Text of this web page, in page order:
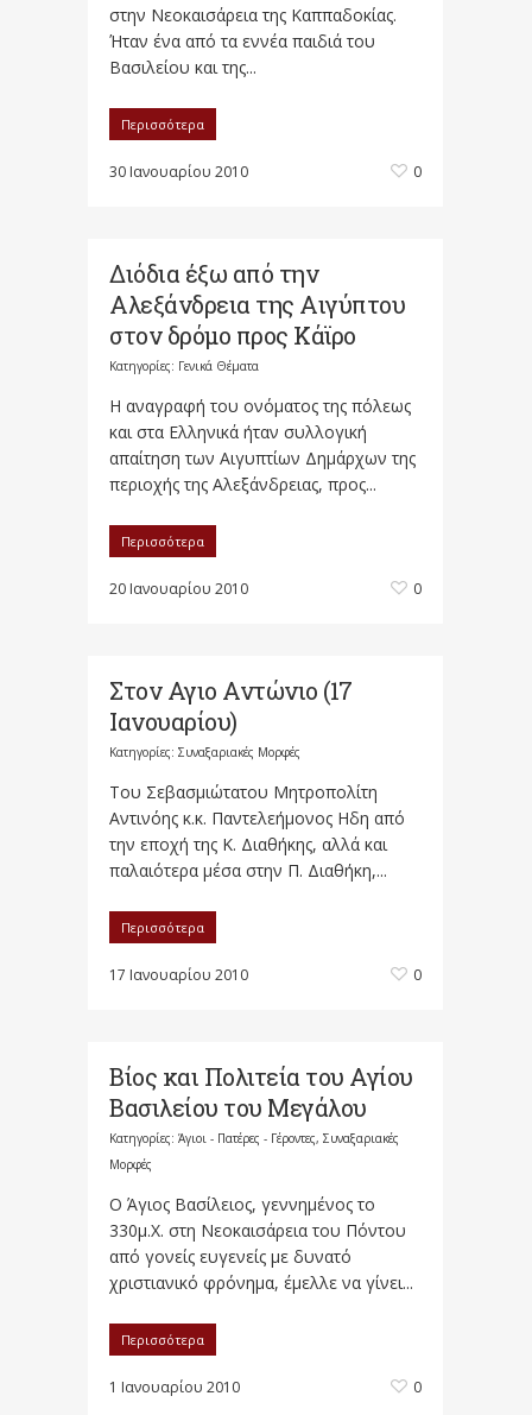
στην Νεοκαισάρεια της Καππαδοκίας.
Ήταν ένα από τα εννέα παιδιά του
Βασιλείου και της...
Περισσότερα
30 Ιανουαρίου 2010 0
Διόδια έξω από την
Αλεξάνδρεια της Αιγύπτου
στον δρόμο προς Κάϊρο
Κατηγορίες: Γενικά Θέματα
Η αναγραφή του ονόματος της πόλεως
και στα Ελληνικά ήταν συλλογική
απαίτηση των Αιγυπτίων Δημάρχων της
περιοχής της Αλεξάνδρειας, προς...
Περισσότερα
20 Ιανουαρίου 2010 0
Στον Αγιο Αντώνιο (17
Ιανουαρίου)
Κατηγορίες: Συναξαριακές Μορφές
Του Σεβασμιώτατου Μητροπολίτη
Αντινόης κ.κ. Παντελεήμονος Ηδη από
την εποχή της Κ. Διαθήκης, αλλά και
παλαιότερα μέσα στην Π. Διαθήκη,...
Περισσότερα
17 Ιανουαρίου 2010 0
Βίος και Πολιτεία του Αγίου
Βασιλείου του Μεγάλου
Κατηγορίες: Άγιοι - Πατέρες - Γέροντες, Συναξαριακές
Μορφές
Ο Άγιος Βασίλειος, γεννημένος το
330μ.Χ. στη Νεοκαισάρεια του Πόντου
από γονείς ευγενείς με δυνατό
χριστιανικό φρόνημα, έμελλε να γίνει...
Περισσότερα
1 Ιανουαρίου 2010 0